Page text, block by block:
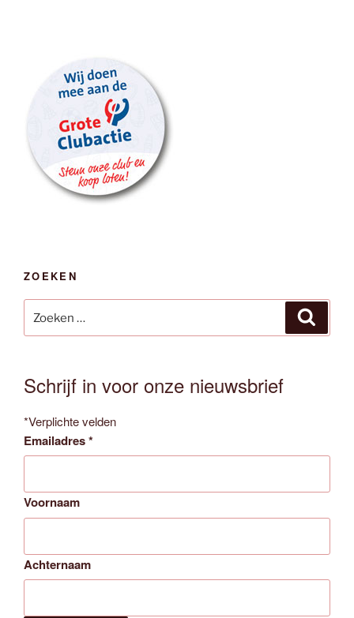
ZOEKEN
naar:
Schrijf in voor onze nieuwsbrief
*Verplichte velden
Emailadres*
Voornaam
Achternaam